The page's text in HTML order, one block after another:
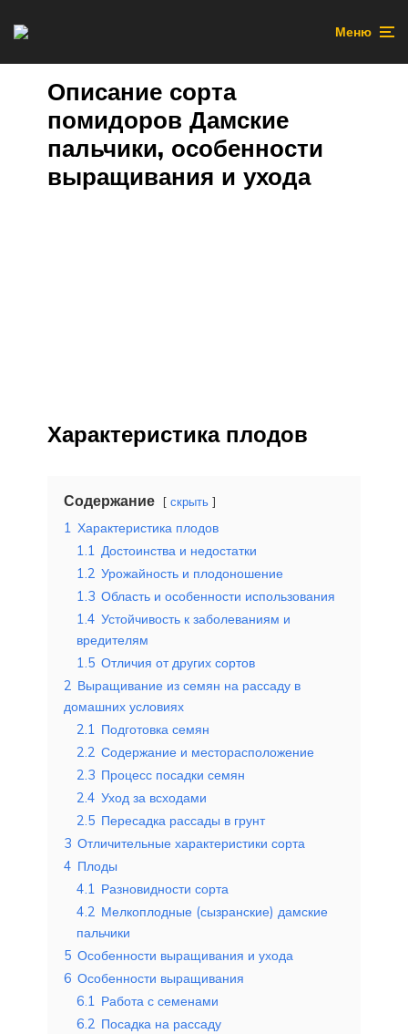
Меню
Описание сорта
помидоров Дамские
пальчики, особенности
выращивания и ухода
Характеристика плодов
Содержание скрыть
1 Характеристика плодов
1.1 Достоинства и недостатки
1.2 Урожайность и плодоношение
1.3 Область и особенности использования
1.4 Устойчивость к заболеваниям и
вредителям
1.5 Отличия от других сортов
2 Выращивание из семян на рассаду в
домашних условиях
2.1 Подготовка семян
2.2 Содержание и месторасположение
2.3 Процесс посадки семян
2.4 Уход за всходами
2.5 Пересадка рассады в грунт
3 Отличительные характеристики сорта
4 Плоды
4.1 Разновидности сорта
4.2 Мелкоплодные (сызранские) дамские
пальчики
5 Особенности выращивания и ухода
6 Особенности выращивания
6.1 Работа с семенами
6.2 Посадка на рассаду